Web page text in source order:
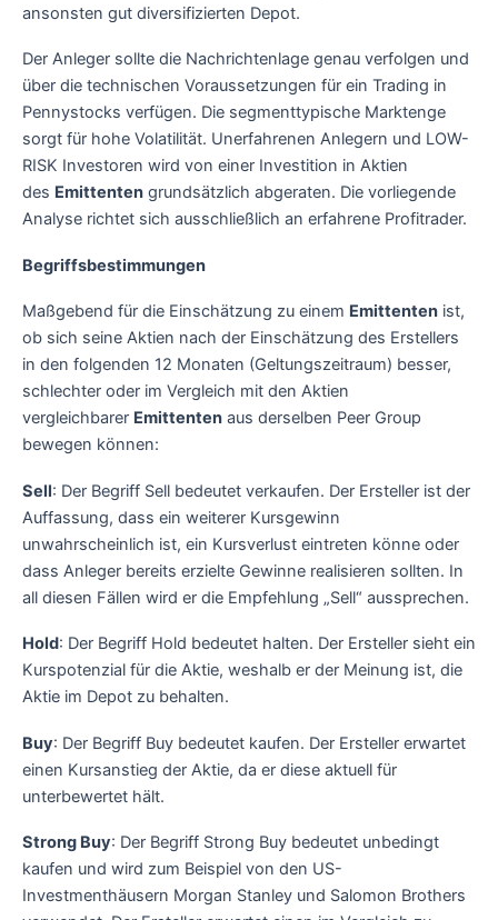
ansonsten gut diversifizierten Depot.
Der Anleger sollte die Nachrichtenlage genau verfolgen und
über die technischen Voraussetzungen für ein Trading in
Pennystocks verfügen. Die segmenttypische Marktenge
sorgt für hohe Volatilität. Unerfahrenen Anlegern und LOW-
RISK Investoren wird von einer Investition in Aktien
des Emittenten grundsätzlich abgeraten. Die vorliegende
Analyse richtet sich ausschließlich an erfahrene Profitrader.
Begriffsbestimmungen
Maßgebend für die Einschätzung zu einem Emittenten ist,
ob sich seine Aktien nach der Einschätzung des Erstellers
in den folgenden 12 Monaten (Geltungszeitraum) besser,
schlechter oder im Vergleich mit den Aktien
vergleichbarer Emittenten aus derselben Peer Group
bewegen können:
Sell: Der Begriff Sell bedeutet verkaufen. Der Ersteller ist der
Auffassung, dass ein weiterer Kursgewinn
unwahrscheinlich ist, ein Kursverlust eintreten könne oder
dass Anleger bereits erzielte Gewinne realisieren sollten. In
all diesen Fällen wird er die Empfehlung „Sell“ aussprechen.
Hold: Der Begriff Hold bedeutet halten. Der Ersteller sieht ein
Kurspotenzial für die Aktie, weshalb er der Meinung ist, die
Aktie im Depot zu behalten.
Buy: Der Begriff Buy bedeutet kaufen. Der Ersteller erwartet
einen Kursanstieg der Aktie, da er diese aktuell für
unterbewertet hält.
Strong Buy: Der Begriff Strong Buy bedeutet unbedingt
kaufen und wird zum Beispiel von den US-
Investmenthäusern Morgan Stanley und Salomon Brothers